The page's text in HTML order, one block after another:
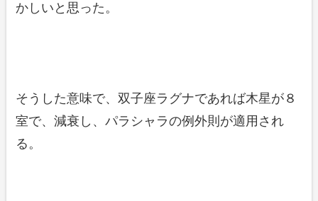
かしいと思った。
そうした意味で、双子座ラグナであれば木星が８
室で、減衰し、パラシャラの例外則が適用され
る。